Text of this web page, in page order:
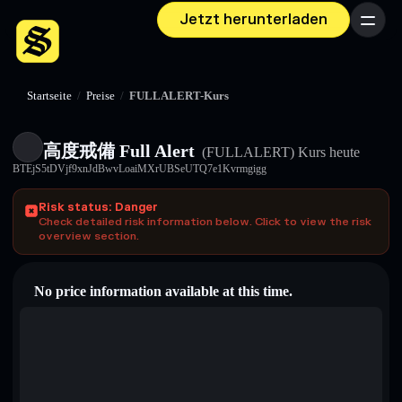
Jetzt herunterladen Menü
Startseite / Preise / FULLALERT-Kurs
高度戒備 Full Alert (FULLALERT) Kurs heute
BTEjS5tDVjf9xnJdBwvLoaiMXrUBSeUTQ7e1Kvrmgigg
Risk status: Danger
Check detailed risk information below. Click to view the risk
overview section.
No price information available at this time.